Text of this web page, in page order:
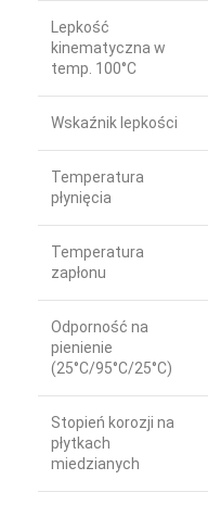
Lepkość
kinematyczna w
temp. 100°C
Wskaźnik lepkości
Temperatura
płynięcia
Temperatura
zapłonu
Odporność na
pienienie
(25°C/95°C/25°C)
Stopień korozji na
płytkach
miedzianych